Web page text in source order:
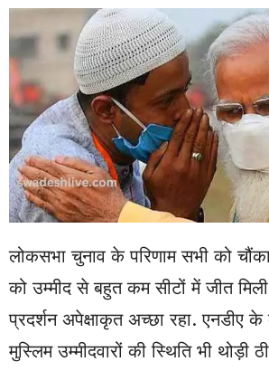
लोकसभा चुनाव के परिणाम सभी को
को उम्मीद से बहुत कम सीटों में जीत
प्रदर्शन अपेक्षाकृत अच्छा रहा. एनडीए के
मुस्लिम उम्मीदवारों की स्थिति भी